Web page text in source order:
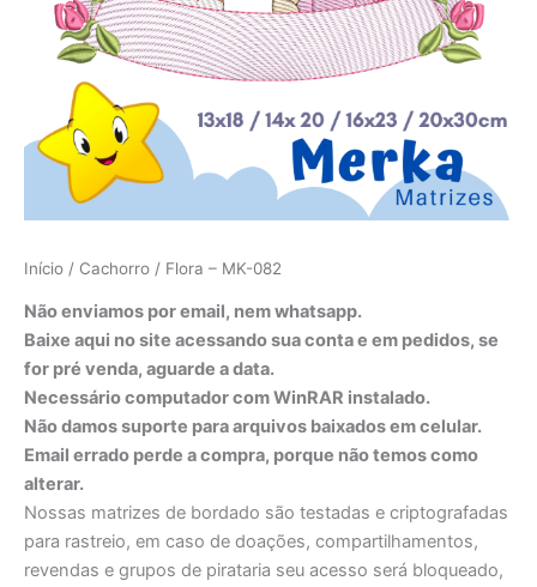
Início / Cachorro / Flora – MK-082
Não enviamos por email, nem whatsapp.
Baixe aqui no site acessando sua conta e em pedidos, se
for pré venda, aguarde a data.
Necessário computador com WinRAR instalado.
Não damos suporte para arquivos baixados em celular.
Email errado perde a compra, porque não temos como
alterar.
Nossas matrizes de bordado são testadas e criptografadas
para rastreio, em caso de doações, compartilhamentos,
revendas e grupos de pirataria seu acesso será bloqueado,